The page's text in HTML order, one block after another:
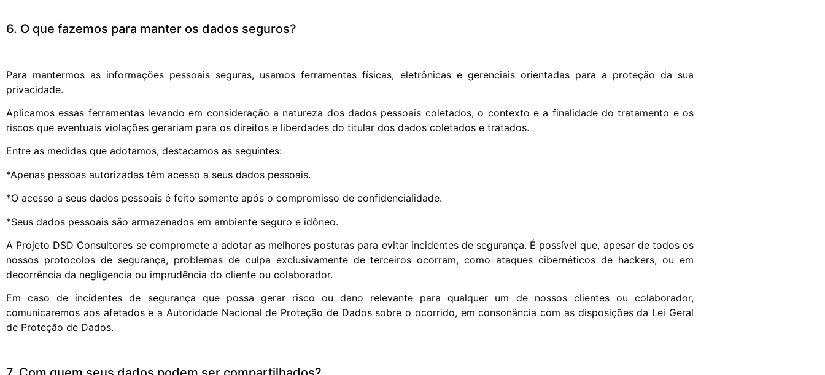
6. O que fazemos para manter os dados seguros?
Para mantermos as informações pessoais seguras, usamos ferramentas físicas, eletrônicas e gerenciais orientadas para a proteção da sua
privacidade.
Aplicamos essas ferramentas levando em consideração a natureza dos dados pessoais coletados, o contexto e a finalidade do tratamento e os
riscos que eventuais violações gerariam para os direitos e liberdades do titular dos dados coletados e tratados.
Entre as medidas que adotamos, destacamos as seguintes:
*Apenas pessoas autorizadas têm acesso a seus dados pessoais.
*O acesso a seus dados pessoais é feito somente após o compromisso de confidencialidade.
*Seus dados pessoais são armazenados em ambiente seguro e idôneo.
A Projeto DSD Consultores se compromete a adotar as melhores posturas para evitar incidentes de segurança. É possível que, apesar de todos os
nossos protocolos de segurança, problemas de culpa exclusivamente de terceiros ocorram, como ataques cibernéticos de hackers, ou em
decorrência da negligencia ou imprudência do cliente ou colaborador.
Em caso de incidentes de segurança que possa gerar risco ou dano relevante para qualquer um de nossos clientes ou colaborador,
comunicaremos aos afetados e a Autoridade Nacional de Proteção de Dados sobre o ocorrido, em consonância com as disposições da Lei Geral
de Proteção de Dados.